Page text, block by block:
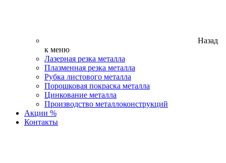
Назад
к меню
Лазерная резка металла
Плазменная резка металла
Рубка листового металла
Порошковая покраска металла
Цинкование металла
Производство металлоконструкций
Акции %
Контакты